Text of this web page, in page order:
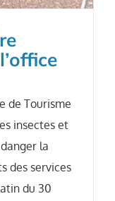
de Tourisme
insectes et
la
des services
du 30